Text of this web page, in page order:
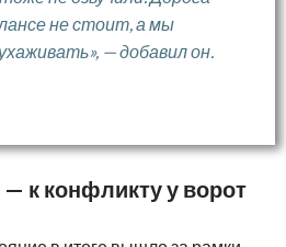
не стоит, а мы
— добавил он.
к конфликту у ворот